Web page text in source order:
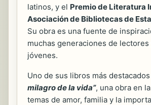
latinos, y el Premio de Literatura
Asociación de Bibliotecas de
Su obra es una fuente de
muchas generaciones de
jóvenes.
Uno de sus libros más
milagro de la vida”, una obra en
temas de amor, familia y la